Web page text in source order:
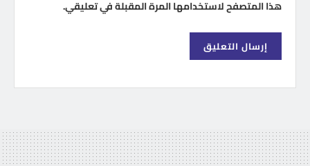
هذا المتصفح لاستخدامها المرة المقبلة في تعليقي.